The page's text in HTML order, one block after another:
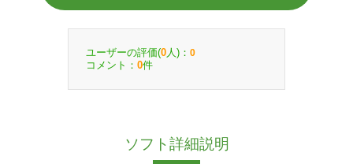
ユーザーの評価(0 人)： 0
コメント： 0件
ソフト詳細説明